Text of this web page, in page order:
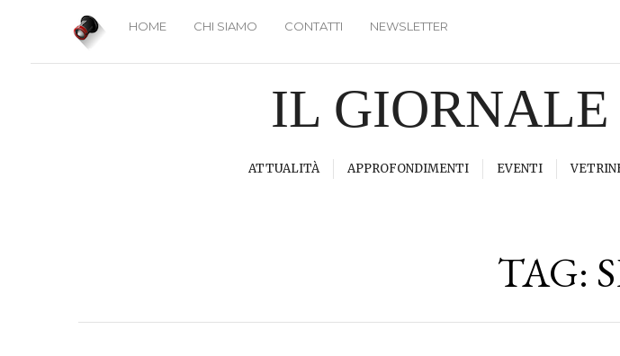
HOME CHI SIAMO CONTATTI NEWSLETTER
IL
ATTUALITÀ APPROFONDIMENTI EVENTI
TAG: